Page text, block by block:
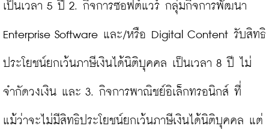
เป็นเวลา 5 ปี 2. กิจการซอฟต์แวร์ กลุ่มกิจการพัฒนา
Enterprise Software และ/หรือ Digital Content รับสิทธิ
ประโยชน์ยกเว้นภาษีเงินได้นิติบุคคล เป็นเวลา 8 ปี ไม่
จำกัดวงเงิน และ 3. กิจการพาณิชย์อิเล็กทรอนิกส์ ที่
แม้ว่าจะไม่มีสิทธิประโยชน์ยกเว้นภาษีเงินได้นิติบุคคล แต่